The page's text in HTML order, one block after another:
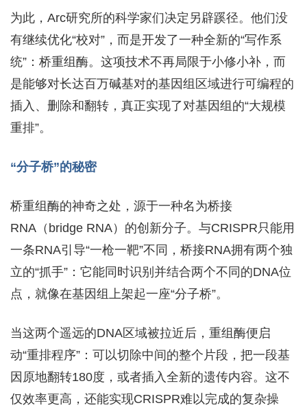
为此，Arc研究所的科学家们决定另辟蹊径。他们没
有继续优化“校对”，而是开发了一种全新的“写作系
统”：桥重组酶。这项技术不再局限于小修小补，而
是能够对长达百万碱基对的基因组区域进行可编程的
插入、删除和翻转，真正实现了对基因组的“大规模
重排”。
“分子桥”的秘密
桥重组酶的神奇之处，源于一种名为桥接
RNA（bridge RNA）的创新分子。与CRISPR只能用
一条RNA引导“一枪一靶”不同，桥接RNA拥有两个独
立的“抓手”：它能同时识别并结合两个不同的DNA位
点，就像在基因组上架起一座“分子桥”。
当这两个遥远的DNA区域被拉近后，重组酶便启
动“重排程序”：可以切除中间的整个片段，把一段基
因原地翻转180度，或者插入全新的遗传内容。这不
仅效率更高，还能实现CRISPR难以完成的复杂操